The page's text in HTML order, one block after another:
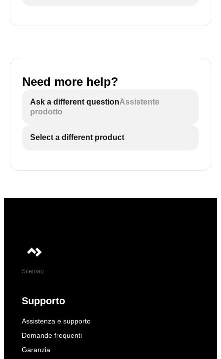
Need more help?
Ask a different questionAssistente
prodotto
Select a different product
Sitemap
Supporto
Assistenza e supporto
Domande frequenti
Garanzia